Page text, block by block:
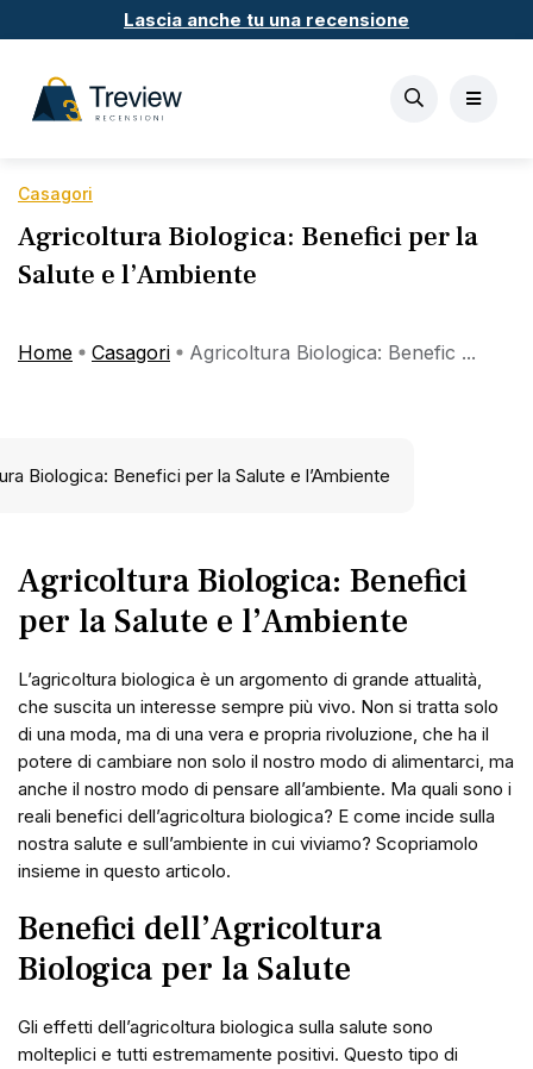
Lascia anche tu una recensione
Casagori
Agricoltura Biologica: Benefici per la
Salute e l’Ambiente
Home Casagori Agricoltura Biologica: Benefic ...
Agricoltura Biologica: Benefici
per la Salute e l’Ambiente
L’agricoltura biologica è un argomento di grande attualità,
che suscita un interesse sempre più vivo. Non si tratta solo
di una moda, ma di una vera e propria rivoluzione, che ha il
potere di cambiare non solo il nostro modo di alimentarci, ma
anche il nostro modo di pensare all’ambiente. Ma quali sono i
reali benefici dell’agricoltura biologica? E come incide sulla
nostra salute e sull’ambiente in cui viviamo? Scopriamolo
insieme in questo articolo.
Benefici dell’Agricoltura
Biologica per la Salute
Gli effetti dell’agricoltura biologica sulla salute sono
molteplici e tutti estremamente positivi. Questo tipo di